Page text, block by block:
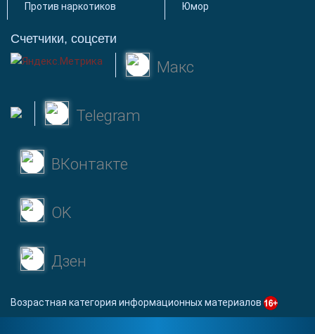
Против наркотиков
Юмор
Счетчики, соцсети
Макс
Telegram
ВКонтакте
OK
Дзен
Возрастная категория информационных материалов